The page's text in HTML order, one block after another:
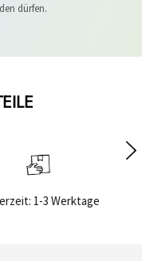
dürfen.
Sichere Bezahlung